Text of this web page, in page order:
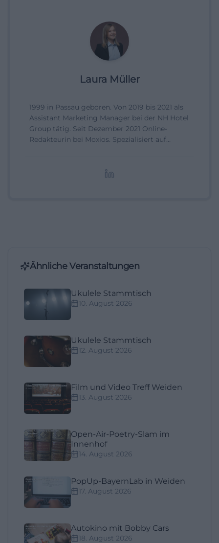
Laura Müller
1999 in Passau geboren. Von 2019 bis 2021 als
Assistant Marketing Manager bei der NH Hotel
Group tätig. Seit Dezember 2021 Online-
Redakteurin bei Moxios. Spezialisiert auf
Ähnliche Veranstaltungen
Ukulele Stammtisch
10. August 2026
Ukulele Stammtisch
12. August 2026
Film und Video Treff Weiden
13. August 2026
Open-Air-Poetry-Slam im
Innenhof
14. August 2026
PopUp-BayernLab in Weiden
17. August 2026
Autokino mit Bobby Cars
18. August 2026